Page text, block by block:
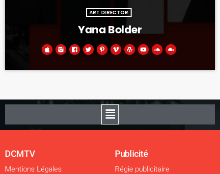
ART DIRECTOR
Yana Bolder
DCMTV
Mentions Légales
Publicité
Régie publicitaire